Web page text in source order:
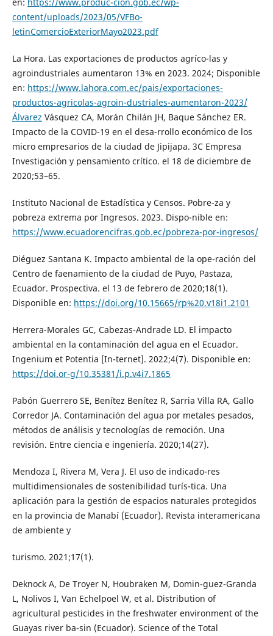
content/uploads/2023/05/VFBo-
letinComercioExteriorMayo2023.pdf
La Hora. Las exportaciones de productos agríco-las y
agroindustriales aumentaron 13% en 2023. 2024; Disponible
en: https://www.lahora.com.ec/pais/exportaciones-
productos-agricolas-agroin-dustriales-aumentaron-2023/
Álvarez Vásquez CA, Morán Chilán JH, Baque Sánchez ER.
Impacto de la COVID-19 en el desa-rrollo económico de los
micro empresarios de la ciudad de Jipijapa. 3C Empresa
Investigación y pensamiento crítico. el 18 de diciembre de
2020;53–65.
Instituto Nacional de Estadística y Censos. Pobre-za y
pobreza extrema por Ingresos. 2023. Dispo-nible en:
https://www.ecuadorencifras.gob.ec/pobreza-por-ingresos/
Diéguez Santana K. Impacto ambiental de la ope-ración del
Centro de faenamiento de la ciudad de Puyo, Pastaza,
Ecuador. Prospectiva. el 13 de febrero de 2020;18(1).
Disponible en: https://doi.org/10.15665/rp%20.v18i1.2101
Herrera-Morales GC, Cabezas-Andrade LD. El impacto
ambiental en la contaminación del agua en el Ecuador.
Ingenium et Potentia [In-ternet]. 2022;4(7). Disponible en:
https://doi.or-g/10.35381/i.p.v4i7.1865
Pabón Guerrero SE, Benítez Benítez R, Sarria Villa RA, Gallo
Corredor JA. Contaminación del agua por metales pesados,
métodos de análisis y tecnologías de remoción. Una
revisión. Entre ciencia e ingeniería. 2020;14(27).
Mendoza I, Rivera M, Vera J. El uso de indicado-res
multidimensionales de sostenibilidad turís-tica. Una
aplicación para la gestión de espacios naturales protegidos
en la provincia de Manabí (Ecuador). Revista interamericana
de ambiente y
turismo. 2021;17(1).
Deknock A, De Troyer N, Houbraken M, Domin-guez-Granda
L, Nolivos I, Van Echelpoel W, et al. Distribution of
agricultural pesticides in the freshwater environment of the
Guayas river ba-sin (Ecuador). Science of the Total